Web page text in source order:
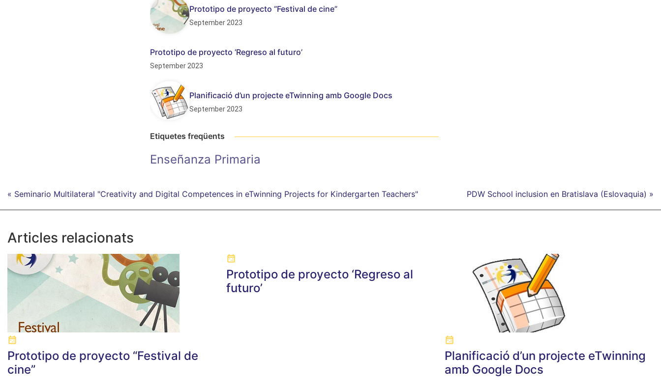
Prototipo de proyecto “Festival de cine”
September 2023
Prototipo de proyecto ‘Regreso al futuro’
September 2023
Planificació d’un projecte eTwinning amb Google Docs
September 2023
Etiquetes freqüents
Enseñanza Primaria
« Seminario Multilateral "Creativity and Digital Competences in eTwinning Projects for Kindergarten Teachers" PDW School inclusion en Bratislava (Eslovaquia) »
Articles relacionats
Prototipo de proyecto “Festival de
cine”
Prototipo de proyecto ‘Regreso al
futuro’
Planificació d’un projecte eTwinning
amb Google Docs